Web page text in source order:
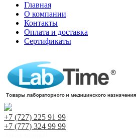
Главная
О компании
Контакты
Оплата и доставка
Сертификаты
+7 (727) 225 91 99
+7 (777) 324 99 99